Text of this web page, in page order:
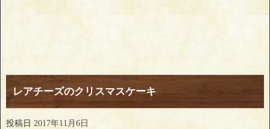
レアチーズのクリスマスケーキ
投稿日 2017年11月6日